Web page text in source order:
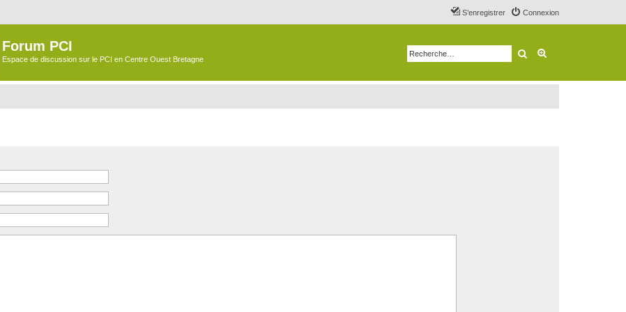
Connexion
S’enregistrer
Forum PCI
Espace de discussion sur le PCI en Centre Ouest Bretagne Rechercher